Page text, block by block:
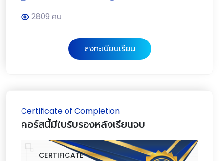
2809 คน
ลงทะเบียนเรียน
Certificate of Completion
คอร์สนี้มีใบรับรองหลังเรียนจบ
CERTIFICATE